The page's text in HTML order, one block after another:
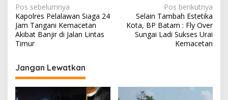
N
a
v
g
a
s
Pos sebelumnya
Kapolres Pelalawan Siaga 24
Jam Tangani Kemacetan
Akibat Banjir di Jalan Lintas
Timur
Pos berikutnya
Selain Tambah Estetika
Kota, BP Batam : Fly Over
Sungai Ladi Sukses Urai
Kemacetan
Jangan Lewatkan